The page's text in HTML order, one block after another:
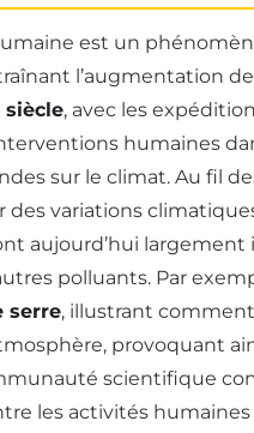
est un
l’augmentation
siècle, avec les
humaines
sur le climat. Au fil
variations
aujourd’hui largement
polluants. Par
serre, illustrant
provoquant
scientifique
les activités humaines